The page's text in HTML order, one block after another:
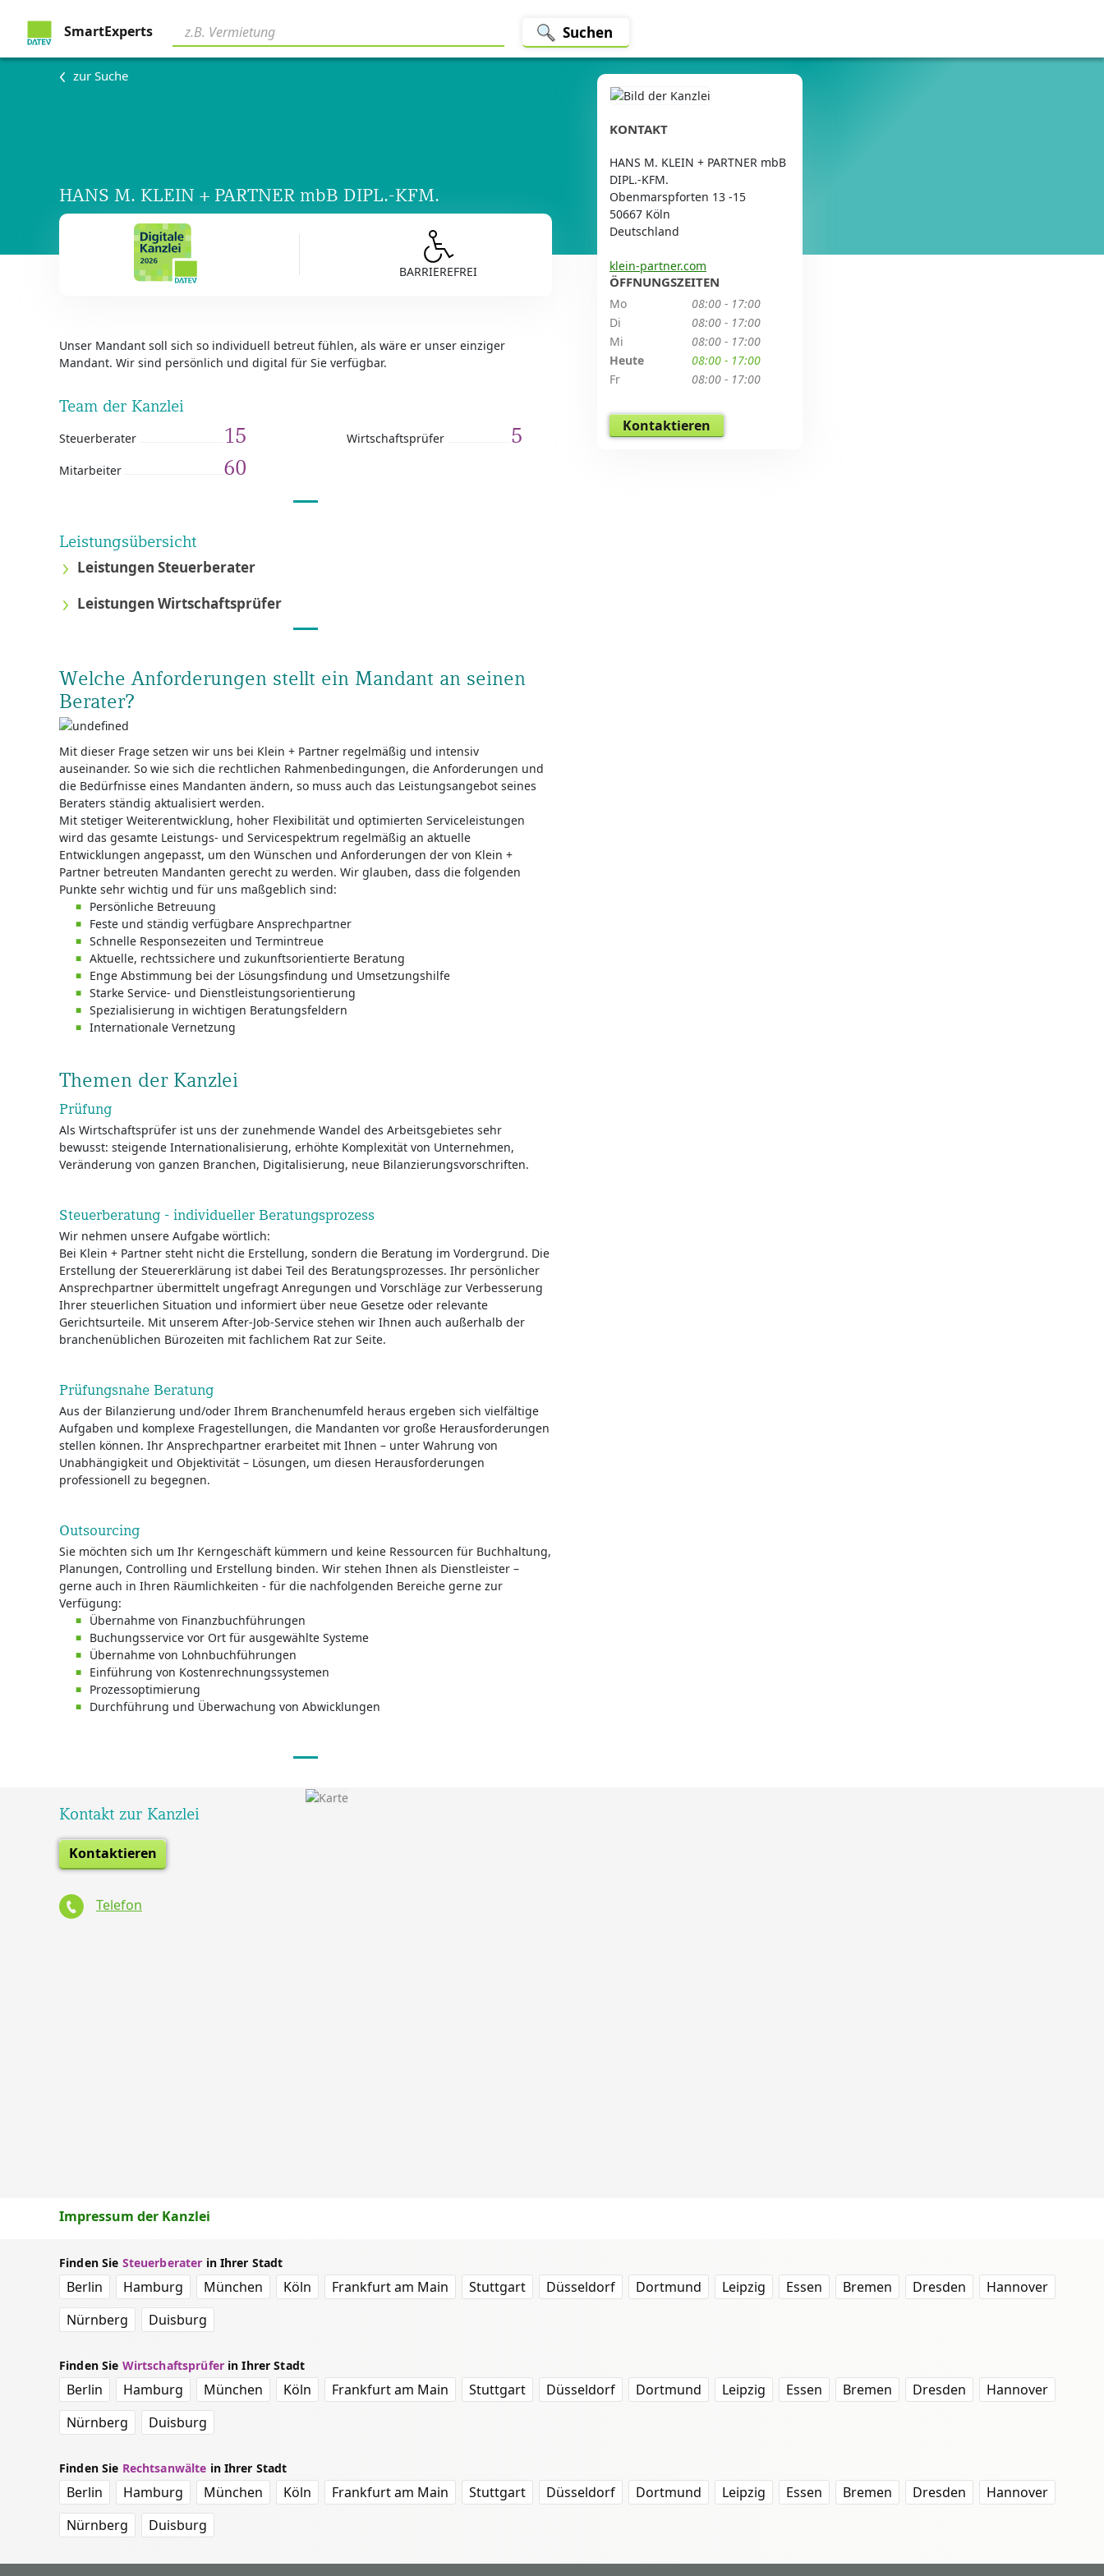
SmartExperts Suchen
zur Suche
HANS M. KLEIN + PARTNER mbB DIPL.-KFM.
BARRIEREFREI
Unser Mandant soll sich so individuell betreut fühlen, als wäre er unser einziger
Mandant. Wir sind persönlich und digital für Sie verfügbar.
Team der Kanzlei
Steuerberater 15 Wirtschaftsprüfer 5
Mitarbeiter 60
Leistungsübersicht
Leistungen Steuerberater
Leistungen Wirtschaftsprüfer
Welche Anforderungen stellt ein Mandant an seinen
Berater?
Mit dieser Frage setzen wir uns bei Klein + Partner regelmäßig und intensiv
auseinander. So wie sich die rechtlichen Rahmenbedingungen, die Anforderungen und
die Bedürfnisse eines Mandanten ändern, so muss auch das Leistungsangebot seines
Beraters ständig aktualisiert werden.
Mit stetiger Weiterentwicklung, hoher Flexibilität und optimierten Serviceleistungen
wird das gesamte Leistungs- und Servicespektrum regelmäßig an aktuelle
Entwicklungen angepasst, um den Wünschen und Anforderungen der von Klein +
Partner betreuten Mandanten gerecht zu werden. Wir glauben, dass die folgenden
Punkte sehr wichtig und für uns maßgeblich sind:
Persönliche Betreuung
Feste und ständig verfügbare Ansprechpartner
Schnelle Responsezeiten und Termintreue
Aktuelle, rechtssichere und zukunftsorientierte Beratung
Enge Abstimmung bei der Lösungsfindung und Umsetzungshilfe
Starke Service- und Dienstleistungsorientierung
Spezialisierung in wichtigen Beratungsfeldern
Internationale Vernetzung
Themen der Kanzlei
Prüfung
Als Wirtschaftsprüfer ist uns der zunehmende Wandel des Arbeitsgebietes sehr
bewusst: steigende Internationalisierung, erhöhte Komplexität von Unternehmen,
Veränderung von ganzen Branchen, Digitalisierung, neue Bilanzierungsvorschriften.
Steuerberatung - individueller Beratungsprozess
Wir nehmen unsere Aufgabe wörtlich:
Bei Klein + Partner steht nicht die Erstellung, sondern die Beratung im Vordergrund. Die
Erstellung der Steuererklärung ist dabei Teil des Beratungsprozesses. Ihr persönlicher
Ansprechpartner übermittelt ungefragt Anregungen und Vorschläge zur Verbesserung
Ihrer steuerlichen Situation und informiert über neue Gesetze oder relevante
Gerichtsurteile. Mit unserem After-Job-Service stehen wir Ihnen auch außerhalb der
branchenüblichen Bürozeiten mit fachlichem Rat zur Seite.
Prüfungsnahe Beratung
Aus der Bilanzierung und/oder Ihrem Branchenumfeld heraus ergeben sich vielfältige
Aufgaben und komplexe Fragestellungen, die Mandanten vor große Herausforderungen
stellen können. Ihr Ansprechpartner erarbeitet mit Ihnen – unter Wahrung von
Unabhängigkeit und Objektivität – Lösungen, um diesen Herausforderungen
professionell zu begegnen.
Outsourcing
Sie möchten sich um Ihr Kerngeschäft kümmern und keine Ressourcen für Buchhaltung,
Planungen, Controlling und Erstellung binden. Wir stehen Ihnen als Dienstleister –
gerne auch in Ihren Räumlichkeiten - für die nachfolgenden Bereiche gerne zur
Verfügung:
Übernahme von Finanzbuchführungen
Buchungsservice vor Ort für ausgewählte Systeme
Übernahme von Lohnbuchführungen
Einführung von Kostenrechnungssystemen
Prozessoptimierung
Durchführung und Überwachung von Abwicklungen
KONTAKT
HANS M. KLEIN + PARTNER mbB
DIPL.-KFM.
Obenmarspforten 13 -15
50667 Köln
Deutschland
klein-partner.com
ÖFFNUNGSZEITEN
Mo
08:00 - 17:00
Di
08:00 - 17:00
Mi
08:00 - 17:00
Heute
08:00 - 17:00
Fr
08:00 - 17:00
Kontaktieren
Kontakt zur Kanzlei
Kontaktieren
Telefon
Impressum der Kanzlei
Finden Sie Steuerberater in Ihrer Stadt
Berlin Hamburg München Köln Frankfurt am Main Stuttgart Düsseldorf Dortmund Leipzig Essen Bremen Dresden
Hannover
Nürnberg
Duisburg
Finden Sie Wirtschaftsprüferin Ihrer Stadt
Berlin Hamburg München Köln Frankfurt am Main Stuttgart Düsseldorf Dortmund Leipzig Essen Bremen Dresden
Hannover
Nürnberg
Duisburg
Finden Sie Rechtsanwälte in Ihrer Stadt
Berlin Hamburg München Köln Frankfurt am Main Stuttgart Düsseldorf Dortmund Leipzig Essen Bremen Dresden
Hannover
Nürnberg
Duisburg